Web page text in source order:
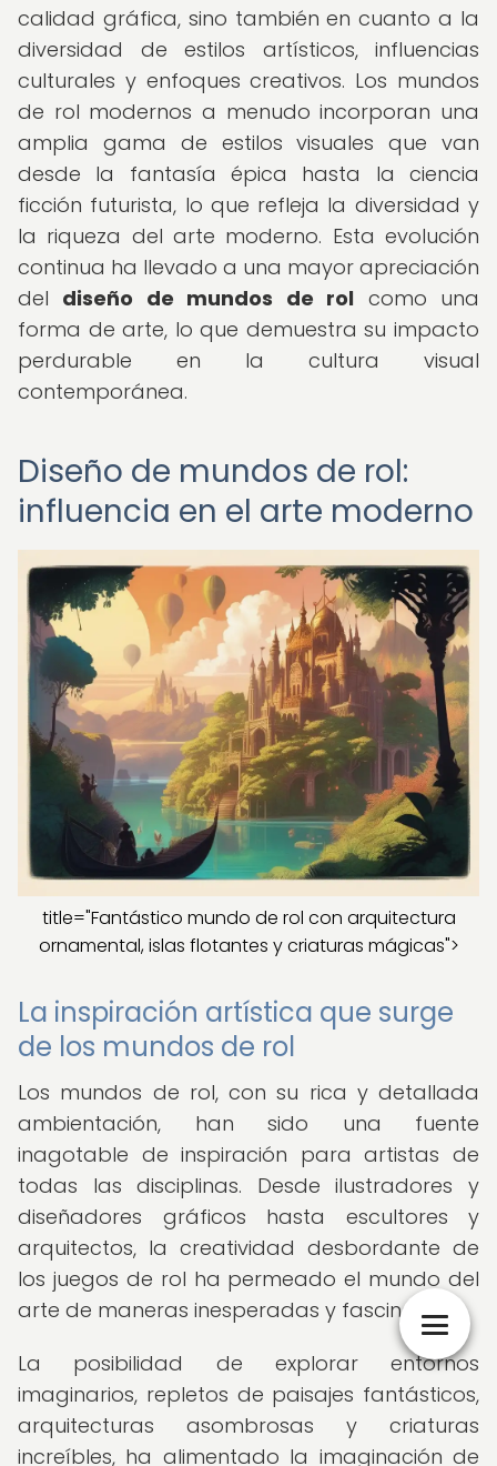
calidad gráfica, sino también en cuanto a la
diversidad de estilos artísticos, influencias
culturales y enfoques creativos. Los mundos
de rol modernos a menudo incorporan una
amplia gama de estilos visuales que van
desde la fantasía épica hasta la ciencia
ficción futurista, lo que refleja la diversidad y
la riqueza del arte moderno. Esta evolución
continua ha llevado a una mayor apreciación
del diseño de mundos de rol como una
forma de arte, lo que demuestra su impacto
perdurable en la cultura visual
contemporánea.
Diseño de mundos de rol:
influencia en el arte moderno
title="Fantástico mundo de rol con arquitectura
ornamental, islas flotantes y criaturas mágicas">
La inspiración artística que surge
de los mundos de rol
Los mundos de rol, con su rica y detallada
ambientación, han sido una fuente
inagotable de inspiración para artistas de
todas las disciplinas. Desde ilustradores y
diseñadores gráficos hasta escultores y
arquitectos, la creatividad desbordante de
los juegos de rol ha permeado el mundo del
arte de maneras inesperadas y fascinantes.
La posibilidad de explorar entornos
imaginarios, repletos de paisajes fantásticos,
arquitecturas asombrosas y criaturas
increíbles, ha alimentado la imaginación de